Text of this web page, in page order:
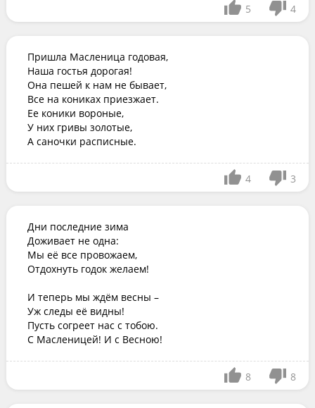
5 4
Пришла Масленица годовая,
Наша гостья дорогая!
Она пешей к нам не бывает,
Все на кониках приезжает.
Ее коники вороные,
У них гривы золотые,
А саночки расписные.
4 3
Дни последние зима
Доживает не одна:
Мы её все провожаем,
Отдохнуть годок желаем!
И теперь мы ждём весны –
Уж следы её видны!
Пусть согреет нас с тобою.
С Масленицей! И с Весною!
8 8